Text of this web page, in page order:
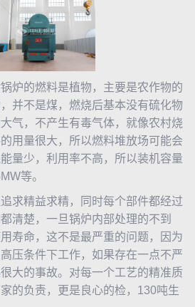
炉的燃料是植物，主要是农作物的
并不是煤，燃烧后基本没有硫化物
气，不产生有毒气体，就像农村烧
用量很大，所以燃料堆放场可能会
量少，利用率不高，所以装机容量
等。
求精益求精，同时每个部件都经过
清楚，一旦锅炉内部处理的不到
寿命，这不是最严重的问题，因为
压条件下工作，如果存在一点不严
大的事故。对每一个工艺的精准质
的负责，更是良心的检，130吨生